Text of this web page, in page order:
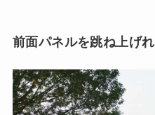
前面パネルを跳ね上げ